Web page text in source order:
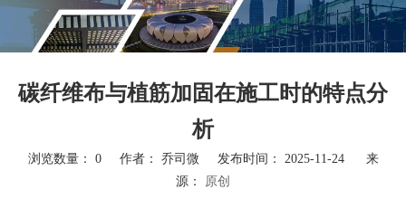
碳纤维布与植筋加固在施工时的特点分
析
浏览数量： 0作者： 乔司微 发布时间： 2025-11-24 来
源： 原创